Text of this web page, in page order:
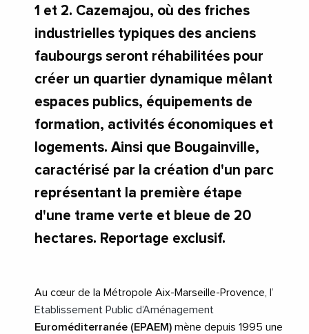
1 et 2. Cazemajou, où des friches
industrielles typiques des anciens
faubourgs seront réhabilitées pour
créer un quartier dynamique mêlant
espaces publics, équipements de
formation, activités économiques et
logements. Ainsi que Bougainville,
caractérisé par la création d'un parc
représentant la première étape
d'une trame verte et bleue de 20
hectares. Reportage exclusif.
Au cœur de la Métropole Aix-Marseille-Provence, l’
Etablissement Public d’Aménagement
Euroméditerranée (EPAEM) mène depuis 1995 une